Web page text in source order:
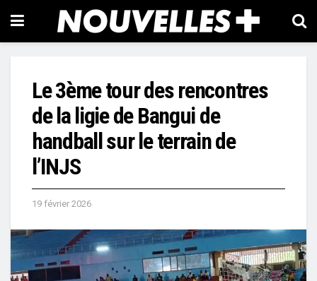
Le 3ème tour des rencontres
de la ligie de Bangui de
handball sur le terrain de
l’INJS
19 février 2026